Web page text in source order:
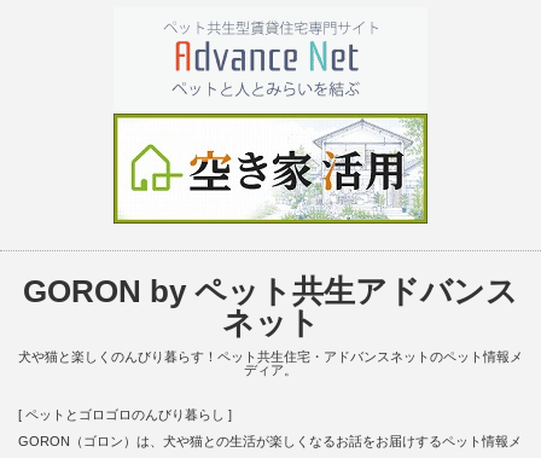
GORON by ペット共生アドバンス
ネット
犬や猫と楽しくのんびり暮らす！ペット共生住宅・アドバンスネットのペット情報メ
ディア。
[ ペットとゴロゴロのんびり暮らし ]
GORON（ゴロン）は、犬や猫との生活が楽しくなるお話をお届けするペット情報メ